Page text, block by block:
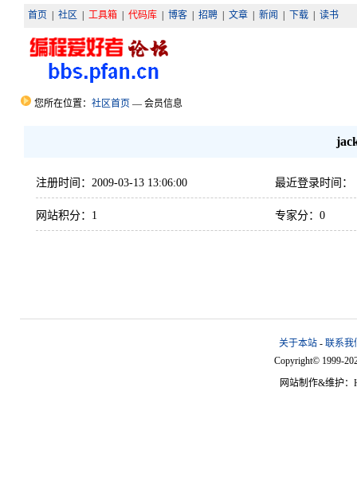
首页 社区 工具箱 代码库| 博客| 招聘| 文章| 新闻 下载| 读书
您所在位置： 社区首页 — 会员信息
注册时间：2009-03-13 13:06:00 最近登录时间：
网站积分：1 专家分：0
关于本站 - 联系我
Copyright© 1999-
网站制作&维护